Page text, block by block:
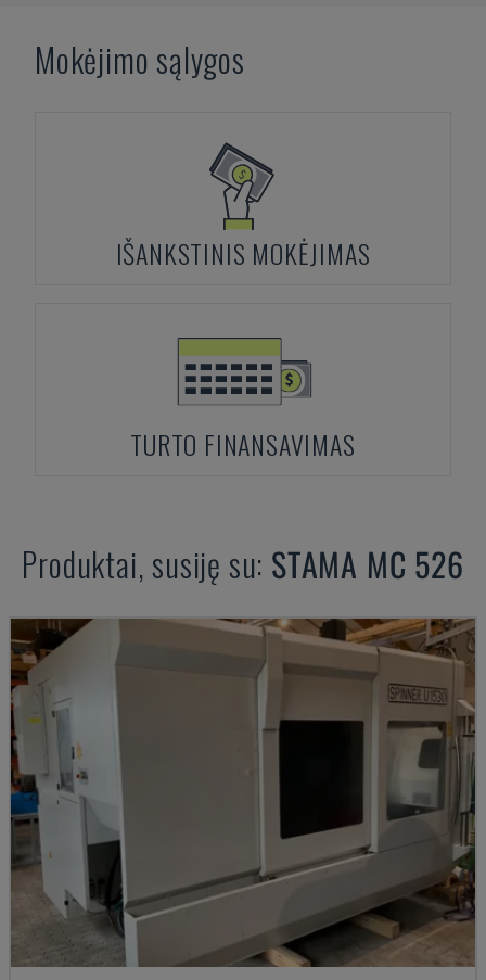
Mokėjimo sąlygos
IŠANKSTINIS MOKĖJIMAS
TURTO FINANSAVIMAS
Produktai, susiję su: STAMA MC 526